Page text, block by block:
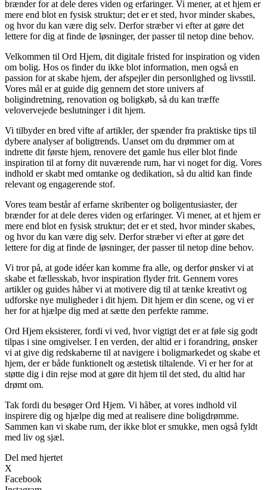
brænder for at dele deres viden og erfaringer. Vi mener, at et hjem er
mere end blot en fysisk struktur; det er et sted, hvor minder skabes,
og hvor du kan være dig selv. Derfor stræber vi efter at gøre det
lettere for dig at finde de løsninger, der passer til netop dine behov.
Velkommen til Ord Hjem, dit digitale fristed for inspiration og viden
om bolig. Hos os finder du ikke blot information, men også en
passion for at skabe hjem, der afspejler din personlighed og livsstil.
Vores mål er at guide dig gennem det store univers af
boligindretning, renovation og boligkøb, så du kan træffe
velovervejede beslutninger i dit hjem.
Vi tilbyder en bred vifte af artikler, der spænder fra praktiske tips til
dybere analyser af boligtrends. Uanset om du drømmer om at
indrette dit første hjem, renovere det gamle hus eller blot finde
inspiration til at forny dit nuværende rum, har vi noget for dig. Vores
indhold er skabt med omtanke og dedikation, så du altid kan finde
relevant og engagerende stof.
Vores team består af erfarne skribenter og boligentusiaster, der
brænder for at dele deres viden og erfaringer. Vi mener, at et hjem er
mere end blot en fysisk struktur; det er et sted, hvor minder skabes,
og hvor du kan være dig selv. Derfor stræber vi efter at gøre det
lettere for dig at finde de løsninger, der passer til netop dine behov.
Vi tror på, at gode idéer kan komme fra alle, og derfor ønsker vi at
skabe et fællesskab, hvor inspiration flyder frit. Gennem vores
artikler og guides håber vi at motivere dig til at tænke kreativt og
udforske nye muligheder i dit hjem. Dit hjem er din scene, og vi er
her for at hjælpe dig med at sætte den perfekte ramme.
Ord Hjem eksisterer, fordi vi ved, hvor vigtigt det er at føle sig godt
tilpas i sine omgivelser. I en verden, der altid er i forandring, ønsker
vi at give dig redskaberne til at navigere i boligmarkedet og skabe et
hjem, der er både funktionelt og æstetisk tiltalende. Vi er her for at
støtte dig i din rejse mod at gøre dit hjem til det sted, du altid har
drømt om.
Tak fordi du besøger Ord Hjem. Vi håber, at vores indhold vil
inspirere dig og hjælpe dig med at realisere dine boligdrømme.
Sammen kan vi skabe rum, der ikke blot er smukke, men også fyldt
med liv og sjæl.
Del med hjertet
X
Facebook